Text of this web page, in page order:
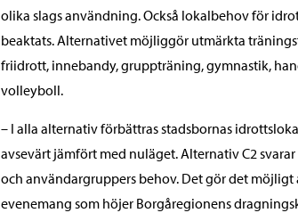
olika slags användning. Också lokalbehov för
beaktats. Alternativet möjliggör utmärkta
friidrott, innebandy, gruppträning, gymnastik,
volleyboll.
– I alla alternativ förbättras stadsbornas
avsevärt jämfört med nuläget. Alternativ C2
och användargruppers behov. Det gör det möjligt
evenemang som höjer Borgåregionens